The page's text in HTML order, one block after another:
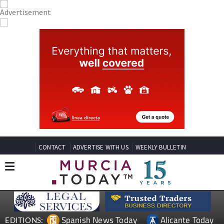
CONTACT ADVERTISE WITH US WEEKLY BULLETIN
EDITIONS: Spanish News Today Alicante Today